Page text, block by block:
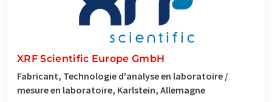
XRF Scientific Europe GmbH
Fabricant, Technologie d'analyse en laboratoire /
mesure en laboratoire, Karlstein, Allemagne